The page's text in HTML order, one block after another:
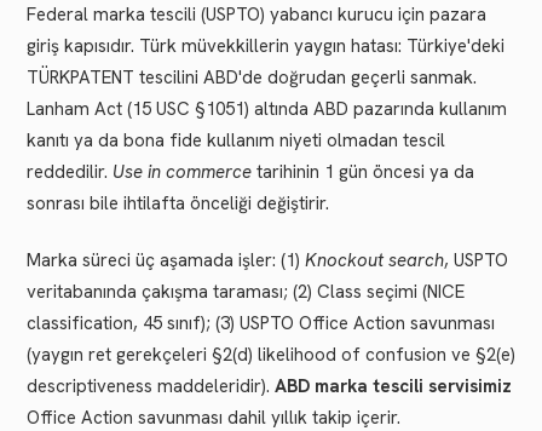
Federal marka tescili (USPTO) yabancı kurucu için pazara
giriş kapısıdır. Türk müvekkillerin yaygın hatası: Türkiye'deki
TÜRKPATENT tescilini ABD'de doğrudan geçerli sanmak.
Lanham Act (15 USC §1051) altında ABD pazarında kullanım
kanıtı ya da bona fide kullanım niyeti olmadan tescil
reddedilir. Use in commerce tarihinin 1 gün öncesi ya da
sonrası bile ihtilafta önceliği değiştirir.
Marka süreci üç aşamada işler: (1) Knockout search, USPTO
veritabanında çakışma taraması; (2) Class seçimi (NICE
classification, 45 sınıf); (3) USPTO Office Action savunması
(yaygın ret gerekçeleri §2(d) likelihood of confusion ve §2(e)
descriptiveness maddeleridir). ABD marka tescili servisimiz
Office Action savunması dahil yıllık takip içerir.